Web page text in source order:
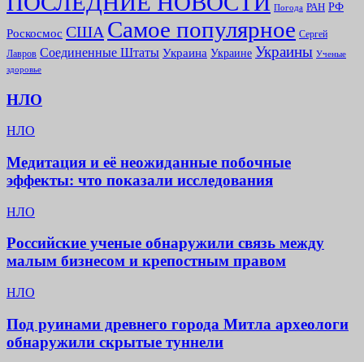
Погода РАН РФ
Роскосмос США Самое популярное Сергей
Лавров Соединенные Штаты Украина Украине Украины Ученые
здоровье
НЛО
НЛО
Медитация и её неожиданные побочные
эффекты: что показали исследования
НЛО
Российские ученые обнаружили связь между
малым бизнесом и крепостным правом
НЛО
Под руинами древнего города Митла археологи
обнаружили скрытые туннели